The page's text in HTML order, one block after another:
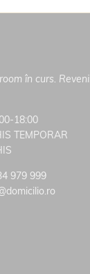
în curs.
18:00
TEMPORAR
979 999